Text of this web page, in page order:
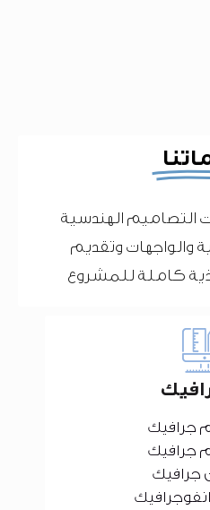
الهندسية
والواجهات وتقديم
كاملة للمشروع
جرافيك
جرافيك